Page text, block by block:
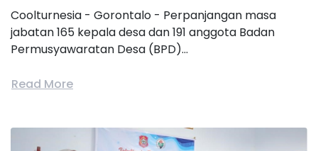
Coolturnesia - Gorontalo - Perpanjangan masa
jabatan 165 kepala desa dan 191 anggota Badan
Permusyawaratan Desa (BPD)...
Read More